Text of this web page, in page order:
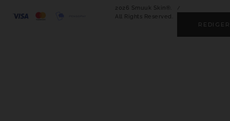
2026 Smuuk Skin®.
All Rights Reserved.
/